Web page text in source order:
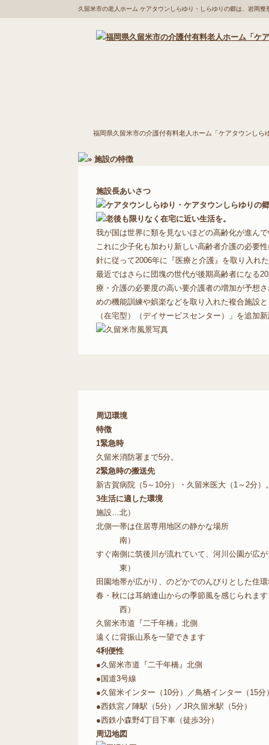
久留米市の老人ホーム ケアタウンしらゆり・しらゆりの郷は、岩岡
福岡県久留米市の介護
付有料老人ホーム「ケ
アタウンしらゆり・し
らゆりの郷」
施設の特徴 入居
福岡県久留米市の介護付有料老人ホーム「ケアタウンしら
施設長あいさつ
我が国は世界に類を見ないほどの高齢化が進ん
これに少子化も加わり新しい高齢者介護の必要
針に従って2006年に『医療と介護』を取り入れ
最近ではさらに団塊の世代が後期高齢者になる
療・介護の必要度の高い要介護者の増加が予想
めの機能訓練や娯楽などを取り入れた複合施設
（在宅型）（デイサービスセンター）」を追加
周辺環境
特徴
1緊急時
久留米消防署まで5分。
2緊急時の搬送先
新古賀病院（5～10分）・久留米医大（1～2分）
3生活に適した環境
施設…北）
北側一帯は住居専用地区の静かな場所
南）
すぐ南側に筑後川が流れていて、河川公園が広
東）
田園地帯が広がり、のどかでのんびりとした住
春・秋には耳納連山からの季節風を感じられます
西）
久留米市道『二千年橋』北側
遠くに背振山系を一望できます
4利便性
●久留米市道『二千年橋』北側
●国道3号線
●久留米インター（10分）／鳥栖インター（15分
●西鉄宮ノ陣駅（5分）／JR久留米駅（5分）
●西鉄小森野4丁目下車（徒歩3分）
周辺地図